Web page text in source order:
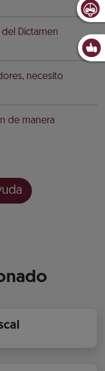
Dictamen
necesito
de manera